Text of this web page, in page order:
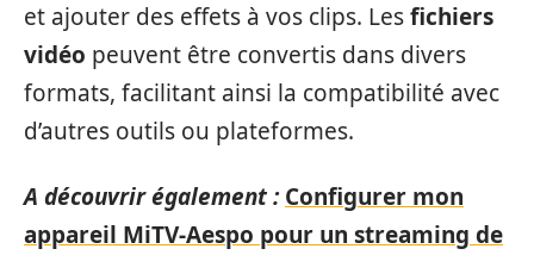
et ajouter des effets à vos clips. Lesfichiers
vidéo peuvent être convertis dans divers
formats, facilitant ainsi la compatibilité avec
d’autres outils ou plateformes.
A découvrir également : Configurer mon
appareil MiTV-Aespo pour un streaming de